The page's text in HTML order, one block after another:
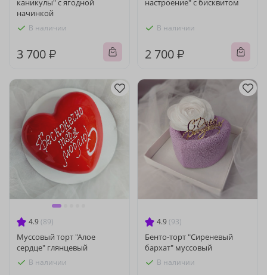
каникулы" с ягодной
начинкой
В наличии
3 700 ₽
настроение" с бисквитом
В наличии
2 700 ₽
4.9 (89)
Муссовый торт "Алое
сердце" глянцевый
В наличии
4.9 (93)
Бенто-торт "Сиреневый
бархат" муссовый
В наличии